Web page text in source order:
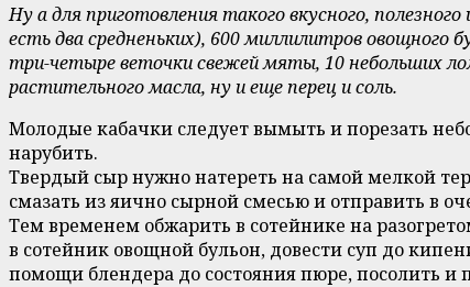
Ну а для приготовления такого вкусного,
есть два средненьких), 600 миллилитров овощного
три-четыре веточки свежей мяты, 10 небольших
растительного масла, ну и еще перец и соль.
Молодые кабачки следует вымыть и порезать
нарубить.
Твердый сыр нужно натереть на самой мелкой
смазать из яично сырной смесью и отправить в
Тем временем обжарить в сотейнике на
в сотейник овощной бульон, довести суп до
помощи блендера до состояния пюре, посолить и